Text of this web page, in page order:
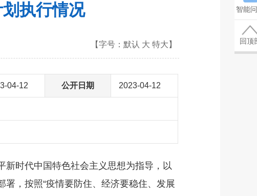
执行情况
【字号： 默认 大 特大 】
04-12 公开日期 2023-04-12
时代中国特色社会主义思想为指导，以
，按照“疫情要防住、经济要稳住、发展
智能
回顶